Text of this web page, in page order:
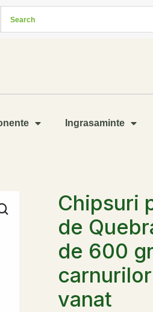
Ingrasaminte
Chipsuri
de
de 600
vanat